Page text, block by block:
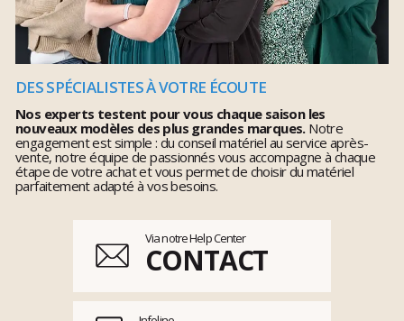
DES SPÉCIALISTES À VOTRE ÉCOUTE
Nos experts testent pour vous chaque saison les
nouveaux modèles des plus grandes marques.Notre
engagement est simple : du conseil matériel au service après-
vente, notre équipe de passionnés vous accompagne à chaque
étape de votre achat et vous permet de choisir du matériel
parfaitement adapté à vos besoins.
Via notre Help Center
CONTACT